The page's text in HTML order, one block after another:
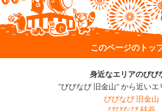
このページのトッ
身近なエリアのびび
"びびなび 旧金山" から近いエ
びびなび 旧金山